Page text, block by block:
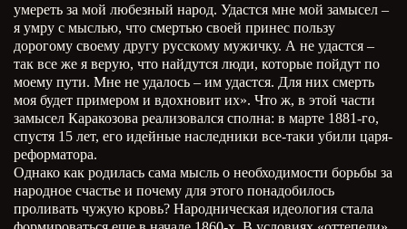
умереть за мой любезный народ. Удастся мне мой замысел –
я умру с мыслью, что смертью своей принес пользу
дорогому своему другу русскому мужичку. А не удастся –
так все же я верую, что найдутся люди, которые пойдут по
моему пути. Мне не удалось – им удастся. Для них смерть
моя будет примером и вдохновит их». Что ж, в этой части
замысел Каракозова реализовался сполна: в марте 1881-го,
спустя 15 лет, его идейные наследники все-таки убили царя-
реформатора.
Однако как родилась сама мысль о необходимости борьбы за
народное счастье и почему для этого понадобилось
проливать чужую кровь? Народническая идеология стала